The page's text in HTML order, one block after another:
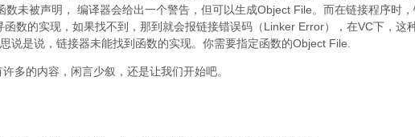
数未被声明， 编译器会给出一个警告，但可以生成Object File。而在链接程序时
数的实现，如果找不到，那到就会报链接错误码（Linker Error），在VC下，这
说是说，链接器未能找到函数的实现。你需要指定函数的Object File.
多的内容，闲言少叙，还是让我们开始吧。